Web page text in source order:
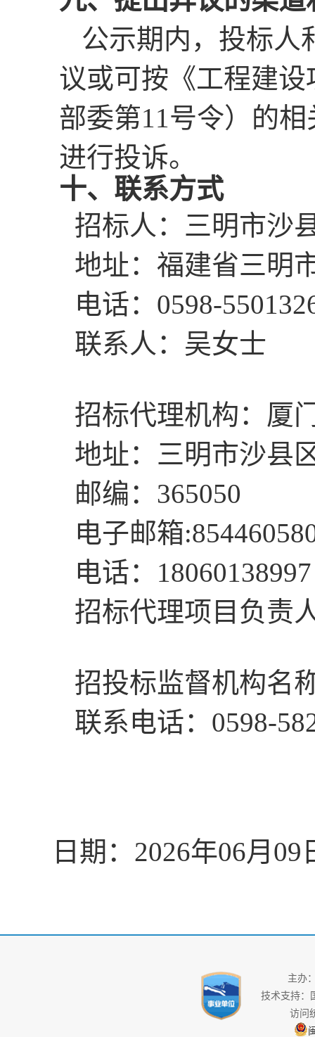
公示期内，投标人
议或可按《工程建
部委第11号令）的
进行投诉。
十、联系方式
招标人：三明市沙
地址：福建省三明
电话： 0598-
联系人：吴女士
招标代理机构： 厦
地址： 三明市沙县
邮编： 365050
电子邮箱:
电话： 18060138997
招标代理项目负责
招投标监督机构名
联系电话： 0598-
日期： 2026年06月09
主办
技术支持：
访问